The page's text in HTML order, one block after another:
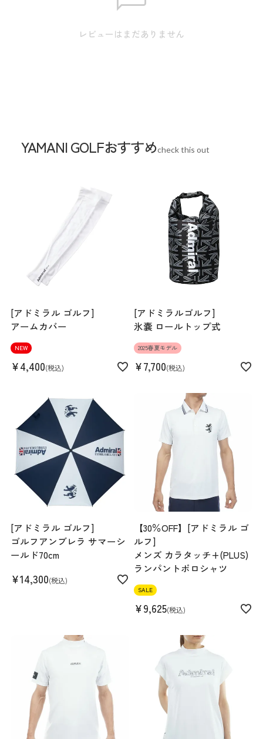
裾幅:30.0cm / ウエスト:80.0cm / ヒップ:107.0cm / ワタ
3L リ:36.1cm /
ナイロン85% ポリウレタン15%
中国
レビューはまだありません
YAMANI GOLFおすすめcheck this out
[アドミラル ゴルフ]
アームカバー
NEW
¥4,400 税込
[アドミラルゴルフ]
氷嚢 ロールトップ式
2025春夏モデル
¥7,700 税込
[アドミラル ゴルフ]
ゴルフアンブレラ サマーシ
ールド70cm
¥14,300 税込
【30％OFF】[アドミラル ゴ
ルフ]
メンズ カラタッチ+(PLUS)
ランパントポロシャツ
SALE
¥9,625 税込